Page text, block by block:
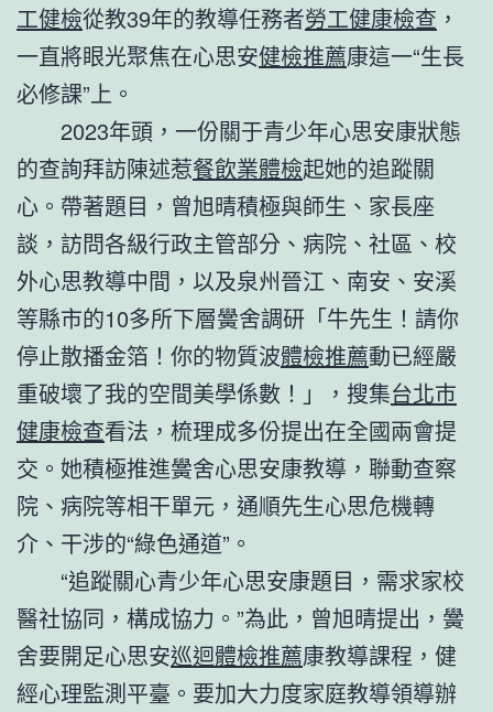
工健檢從教39年的教導任務者勞工健康檢查 ，
一直將眼光聚焦在心思安健檢推薦康這一“生長
必修課”上。
2023年頭，一份關于青少年心思安康狀態
的查詢拜訪陳述惹餐飲業體檢起她的追蹤關
心。帶著題目，曾旭晴積極與師生、家長座
談，訪問各級行政主管部分、病院、社區、校
外心思教導中間，以及泉州晉江、南安、安溪
等縣市的10多所下層黌舍調研「牛先生！請你
停止散播金箔！你的物質波體檢推薦動已經嚴
重破壞了我的空間美學係數！」，搜集台北巿
健康檢查看法，梳理成多份提出在全國兩會提
交。她積極推進黌舍心思安康教導，聯動查察
院、病院等相干單元，通順先生心思危機轉
介、干涉的“綠色通道”。
“追蹤關心青少年心思安康題目，需求家校
醫社協同，構成協力。”為此，曾旭晴提出，黌
舍要開足心思安巡迴體檢推薦康教導課程，健
經心理監測平臺。要加大力度家庭教導領導辦